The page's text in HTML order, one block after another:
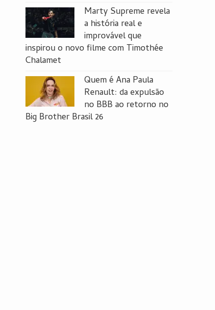
Marty Supreme revela
a história real e
improvável que
inspirou o novo filme com Timothée
Chalamet
Quem é Ana Paula
Renault: da expulsão
no BBB ao retorno no
Big Brother Brasil 26